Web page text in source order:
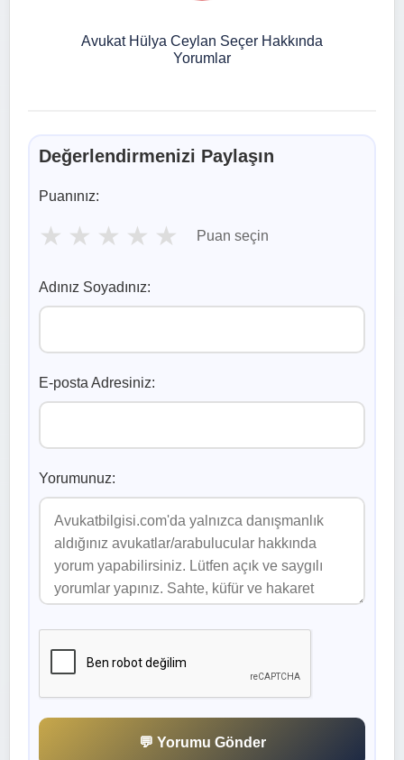
Avukat Hülya Ceylan Seçer Hakkında
Yorumlar
Değerlendirmenizi Paylaşın
Puanınız:
★ ★ ★ ★ ★ Puan seçin
Adınız Soyadınız:
E-posta Adresiniz:
Yorumunuz:
💬 Yorumu Gönder